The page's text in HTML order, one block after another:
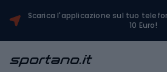
Scarica l'applicazione sul tuo
10 Euro!